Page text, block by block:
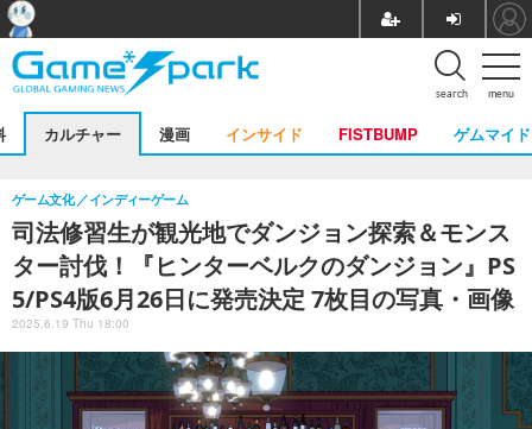
menu
search
カルチャー 漫画 インサイド FISTBUMP ゲムマイド
司法修習生が観光地でダンジョン探索＆モンス
ター討伐！『ヒンターベルクのダンジョン』PS
5/PS4版6月26日に発売決定 7枚目の写真・画像
ゲーム文化 インディーゲーム
2025.6.19 Thu 18:00